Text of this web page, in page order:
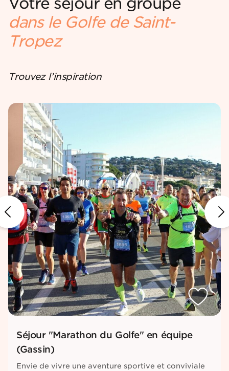
dans le Golfe de Saint-
Tropez
Trouvez l’inspiration
Séjour "Marathon du Golfe" en équipe
(Gassin)
Envie de vivre une aventure sportive et conviviale